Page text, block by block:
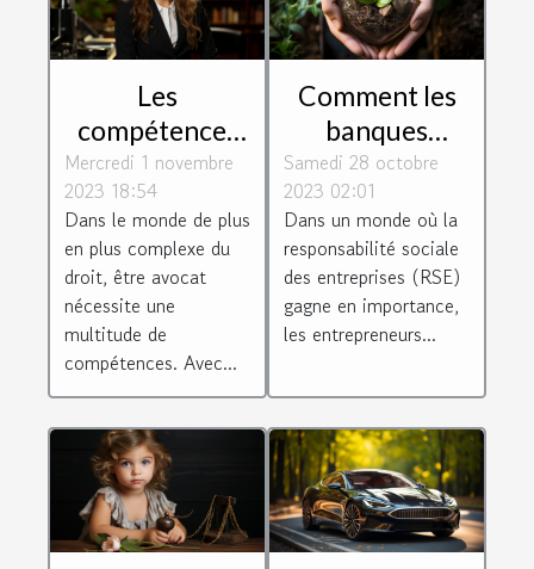
Les
compétences
essentielles
requises pour
être un avocat
efficace
Mercredi 1 novembre
2023 18:54
Dans le monde de plus
en plus complexe du
droit, être avocat
nécessite une
multitude de
compétences. Avec...
Comment les
banques
éthiques
soutiennent les
entrepreneurs
socialement
responsables
Samedi 28 octobre
2023 02:01
Dans un monde où la
responsabilité sociale
des entreprises (RSE)
gagne en importance,
les entrepreneurs...